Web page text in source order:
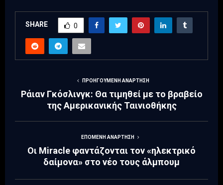
SHARE 0
ΠΡΟΗΓΟΎΜΕΝΗ ΑΝΆΡΤΗΣΗ
Ράιαν Γκόσλινγκ: Θα τιμηθεί με το βραβείο
της Αμερικανικής Ταινιοθήκης
ΕΠΌΜΕΝΗ ΑΝΆΡΤΗΣΗ
Οι Miracle φαντάζονται τον «ηλεκτρικό
δαίμονα» στο νέο τους άλμπουμ